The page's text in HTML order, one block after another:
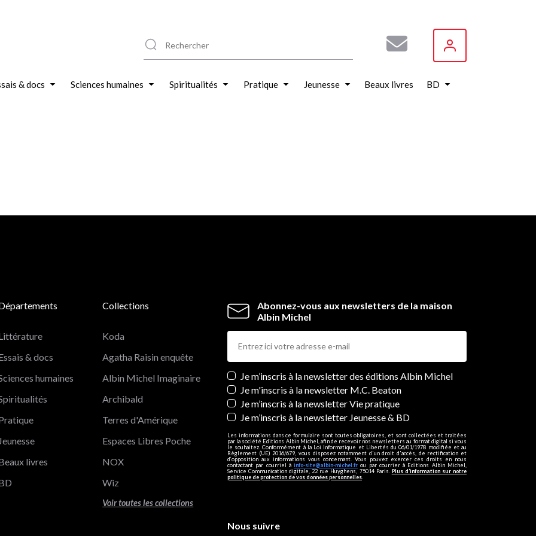
& docs Sciences humaines Spiritualités Pratique Jeunesse Beaux livres BD
Abonnez-vous aux newsletters de la maison
Albin Michel
Newsletters
Je m’inscris à la newsletter des éditions Albin Michel
Je m'inscris à la newsletter M.C. Beaton
Je m’inscris à la newsletter Vie pratique
Je m’inscris à la newsletter Jeunesse & BD
Les informations dans ce formulaire sont toutes obligatoires, et sont collectées et traitées
par la société Editions Albin Michel, afin de recevoir nos newsletters au format digital si vous
le souhaitez. Conformément à la Loi Informatique et Libertés du 06/01/1978 modifiée et au
Règlement (UE) 2016/679, vous disposez notamment d'un droit d'accès, de rectification et
d’opposition aux informations vous concernant. Vous pouvez exercer ces droits en nous
contactant par courriel àinfo-site@albin-michel.fr ou par courrier à Editions Albin Michel,
Service Communication digitale, 22 rue Huyghens, 75014 Paris. Plus d’information sur notre
politique de protection de vos données personnelles
& docs
humaines
Jeunesse
livres
Collections
Koda
Agatha Raisin enquête
Albin Michel Imaginaire
Archibald
Terres d'Amérique
Espaces Libres Poche
NOX
Wiz
Voir toutes les collections
Nous suivre